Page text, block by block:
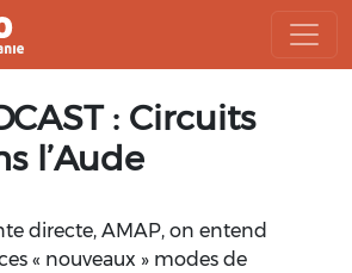
: Circuits
l’Aude
directe, AMAP, on entend
« nouveaux » modes de